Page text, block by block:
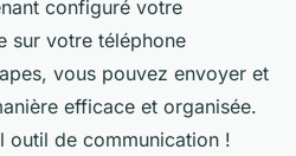
configuré votre
sur votre téléphone
vous pouvez envoyer et
efficace et organisée.
outil de communication !